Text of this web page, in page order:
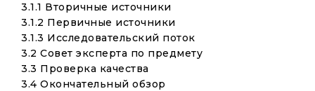
3.1.1 Вторичные источники
3.1.2 Первичные источники
3.1.3 Исследовательский поток
3.2 Совет эксперта по предмету
3.3 Проверка качества
3.4 Окончательный обзор